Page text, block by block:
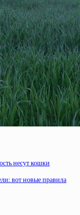
несут кошки
вот новые правила